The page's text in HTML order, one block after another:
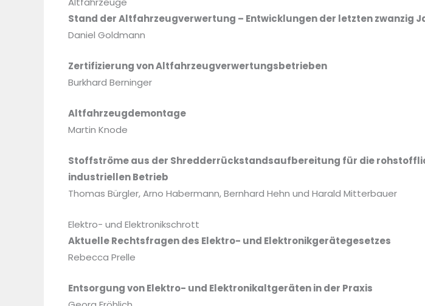
Stand der Altfahrzeugverwertung – Entwicklungen der letzten zwanzig
Daniel Goldmann
Zertifizierung von Altfahrzeugverwertungsbetrieben
Burkhard Berninger
Altfahrzeugdemontage
Martin Knode
Stoffströme aus der Shredderrückstandsaufbereitung für die
industriellen Betrieb
Thomas Bürgler, Arno Habermann, Bernhard Hehn und Harald Mitterbauer
Elektro- und Elektronikschrott
Aktuelle Rechtsfragen des Elektro- und Elektronikgerätegesetzes
Rebecca Prelle
Entsorgung von Elektro- und Elektronikaltgeräten in der Praxis